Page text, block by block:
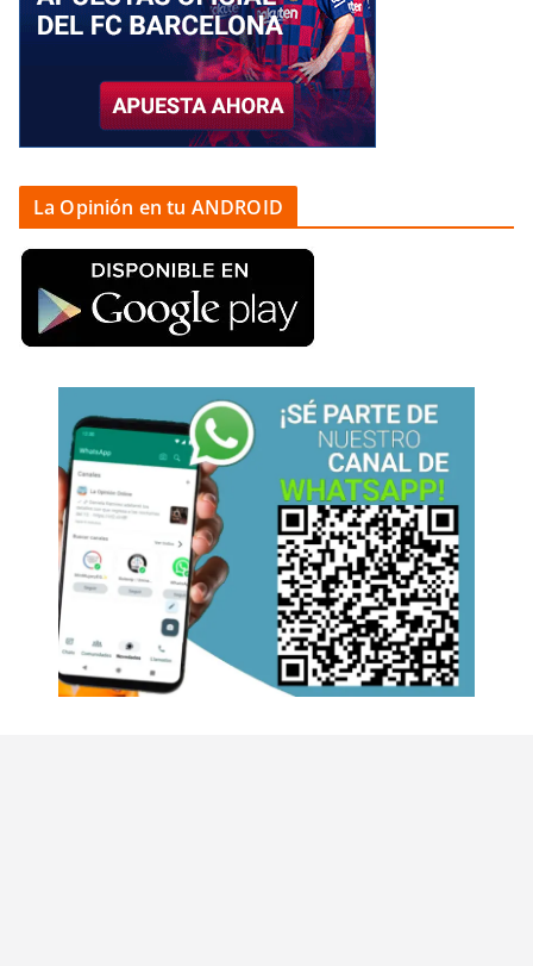
La Opinión en tu ANDROID